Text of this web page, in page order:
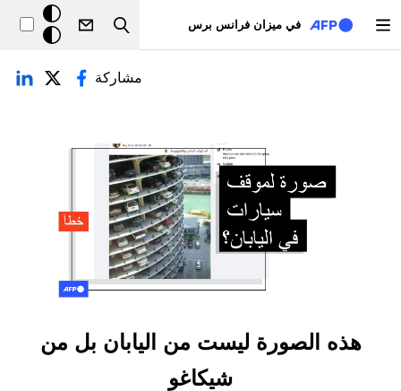
في ميزان فرانس برس
Search
خلفيّة
داكنة
التبويبات الأساسية
مشاركة
هذه الصورة ليست من اليابان بل من
شيكاغو